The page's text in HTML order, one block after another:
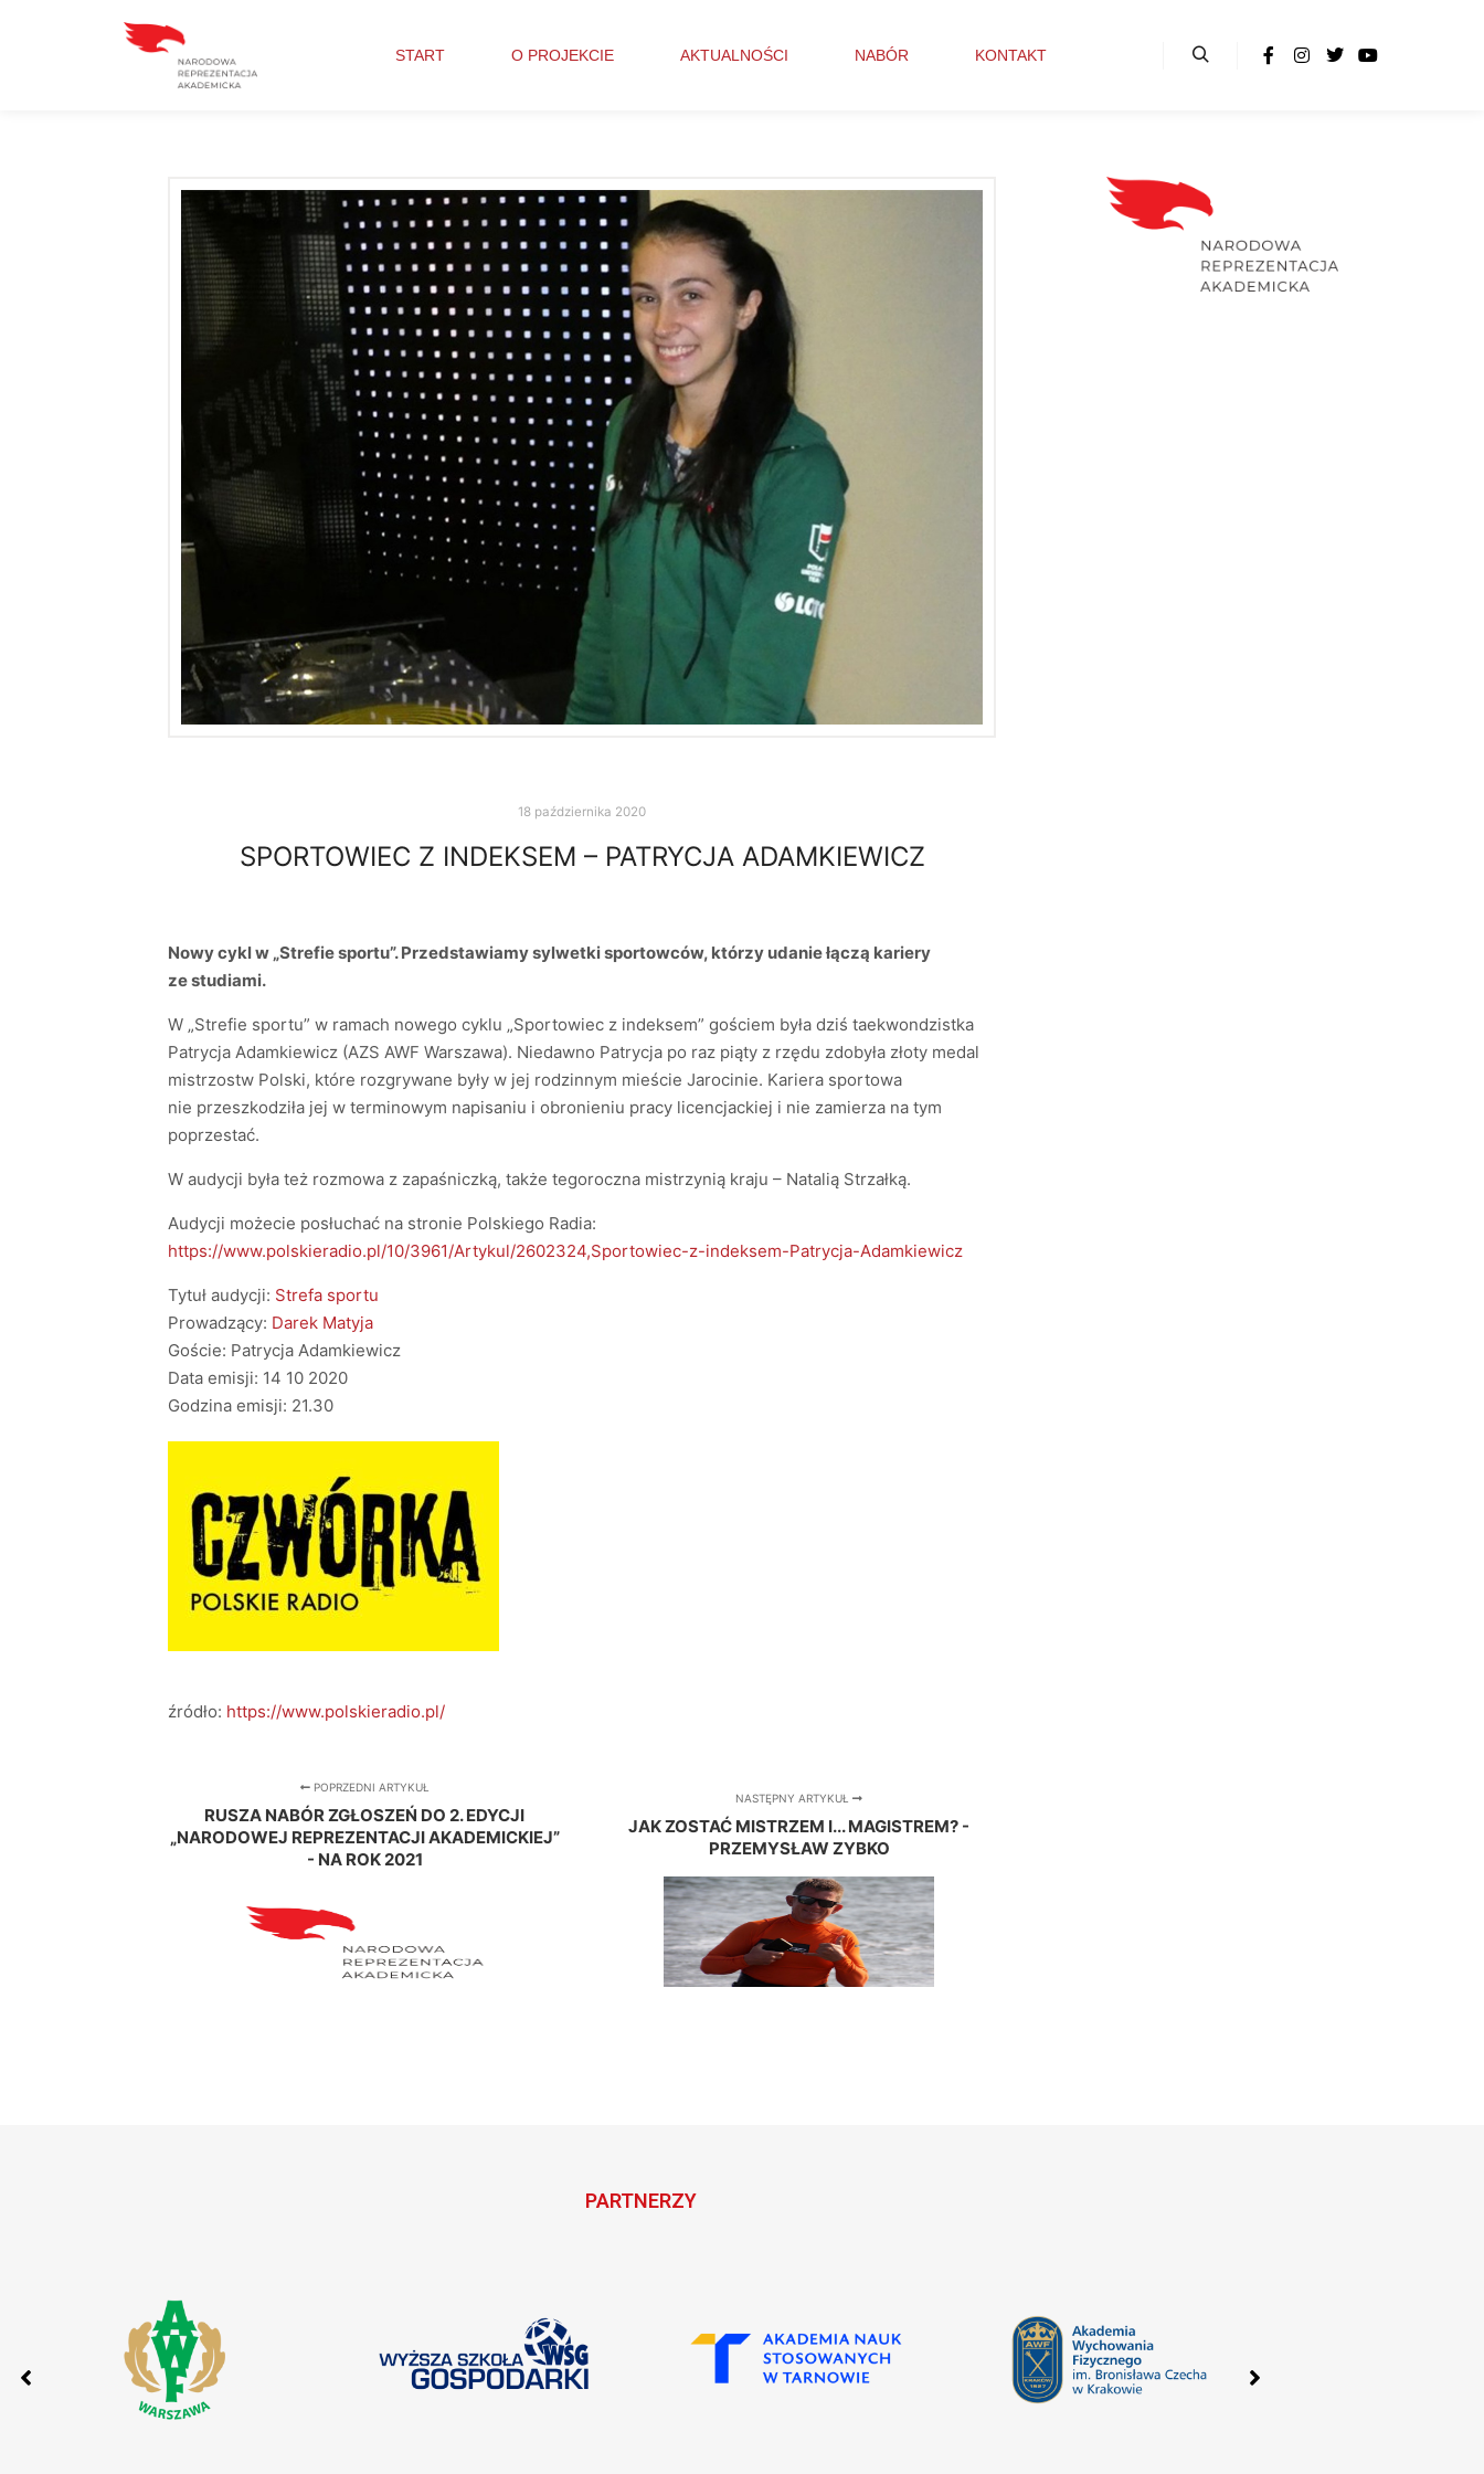
START O PROJEKCIE AKTUALNOŚCI NABÓR KONTAKT
18 października 2020
SPORTOWIEC Z INDEKSEM – PATRYCJA ADAMKIEWICZ
Nowy cykl w „Strefie sportu”. Przedstawiamy sylwetki sportowców, którzy udanie łączą kariery
ze studiami.
W „Strefie sportu” w ramach nowego cyklu „Sportowiec z indeksem” gościem była dziś taekwondzistka
Patrycja Adamkiewicz (AZS AWF Warszawa). Niedawno Patrycja po raz piąty z rzędu zdobyła złoty medal
mistrzostw Polski, które rozgrywane były w jej rodzinnym mieście Jarocinie. Kariera sportowa
nie przeszkodziła jej w terminowym napisaniu i obronieniu pracy licencjackiej i nie zamierza na tym
poprzestać.
W audycji była też rozmowa z zapaśniczką, także tegoroczna mistrzynią kraju – Natalią Strzałką.
Audycji możecie posłuchać na stronie Polskiego Radia:
https://www.polskieradio.pl/10/3961/Artykul/2602324,Sportowiec-z-indeksem-Patrycja-Adamkiewicz
Tytuł audycji: Strefa sportu
Prowadzący: Darek Matyja
Goście: Patrycja Adamkiewicz
Data emisji: 14 10 2020
Godzina emisji: 21.30
źródło: https://www.polskieradio.pl/
POPRZEDNI ARTYKUŁ
RUSZA NABÓR ZGŁOSZEŃ DO 2. EDYCJI
„NARODOWEJ REPREZENTACJI AKADEMICKIEJ”
- NA ROK 2021
NASTĘPNY ARTYKUŁ
JAK ZOSTAĆ MISTRZEM I... MAGISTREM? -
PRZEMYSŁAW ZYBKO
PARTNERZY